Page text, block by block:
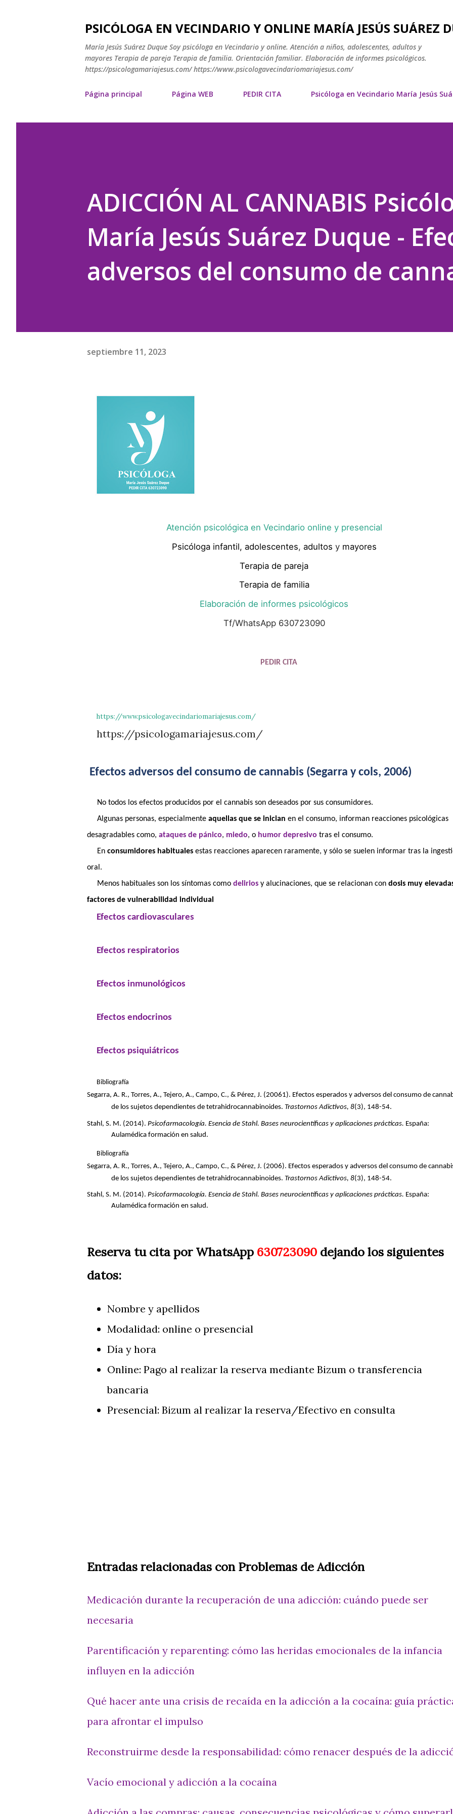
PSICÓLOGA EN VECINDARIO Y ONLINE MARÍA JESÚS SUÁREZ
María Jesús Suárez Duque Soy psicóloga en Vecindario y online. Atención a niños, adolescentes, adultos y
mayores Terapia de pareja Terapia de familia. Orientación familiar. Elaboración de informes psicológicos.
https://psicologamariajesus.com/ https://www.psicologavecindariomariajesus.com/
Página principal Página WEB PEDIR CITA Psicóloga en Vecindario María Jesús
ADICCIÓN AL CANNABIS
María Jesús Suárez Duque -
adversos del consumo de
septiembre 11, 2023
Atención psicológica en Vecindario online y presencial
Psicóloga infantil, adolescentes, adultos y mayores
Terapia de pareja
Terapia de familia
Elaboración de informes psicológicos
Tf/WhatsApp 630723090
PEDIR CITA
https://www.psicologavecindariomariajesus.com/
https://psicologamariajesus.com/
Efectos adversos del consumo de cannabis (Segarra y cols, 2006)
No todos los efectos producidos por el cannabis son deseados por sus consumidores.
Algunas personas, especialmente aquellas que se inician en el consumo, informan reacciones psicológicas
desagradables como, ataques de pánico, miedo, o humor depresivo tras el consumo.
En consumidores habituales estas reacciones aparecen raramente, y sólo se suelen informar tras la
oral.
Menos habituales son los síntomas como delirios y alucinaciones, que se relacionan con dosis muy
factores de vulnerabilidad individual
Efectos cardiovasculares
Efectos respiratorios
Efectos inmunológicos
Efectos endocrinos
Efectos psiquiátricos
Bibliografía
Segarra, A. R., Torres, A., Tejero, A., Campo, C., & Pérez, J. (20061). Efectos esperados y adversos del consumo de
de los sujetos dependientes de tetrahidrocannabinoides. Trastornos Adictivos, 8(3), 148-54.
Stahl, S. M. (2014). Psicofarmacología. Esencia de Stahl. Bases neurocientíficas y aplicaciones prácticas. España:
Aulamédica formación en salud.
Bibliografía
Segarra, A. R., Torres, A., Tejero, A., Campo, C., & Pérez, J. (2006). Efectos esperados y adversos del consumo de
de los sujetos dependientes de tetrahidrocannabinoides. Trastornos Adictivos, 8(3), 148-54.
Stahl, S. M. (2014). Psicofarmacología. Esencia de Stahl. Bases neurocientíficas y aplicaciones prácticas. España:
Aulamédica formación en salud.
Reserva tu cita por WhatsApp 630723090 dejando los siguientes
datos:
Nombre y apellidos
Modalidad: online o presencial
Día y hora
Online: Pago al realizar la reserva mediante Bizum o transferencia
bancaria
Presencial: Bizum al realizar la reserva/Efectivo en consulta
Entradas relacionadas con Problemas de Adicción
Medicación durante la recuperación de una adicción: cuándo puede ser
necesaria
Parentificación y reparenting: cómo las heridas emocionales de la infancia
influyen en la adicción
Qué hacer ante una crisis de recaída en la adicción a la cocaína: guía
para afrontar el impulso
Reconstruirme desde la responsabilidad: cómo renacer después de la
Vacío emocional y adicción a la cocaína